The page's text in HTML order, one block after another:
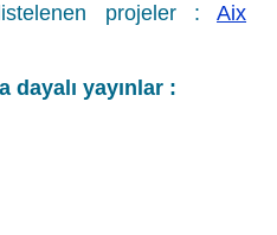
listelenen projeler :Aix
dayalı yayınlar :